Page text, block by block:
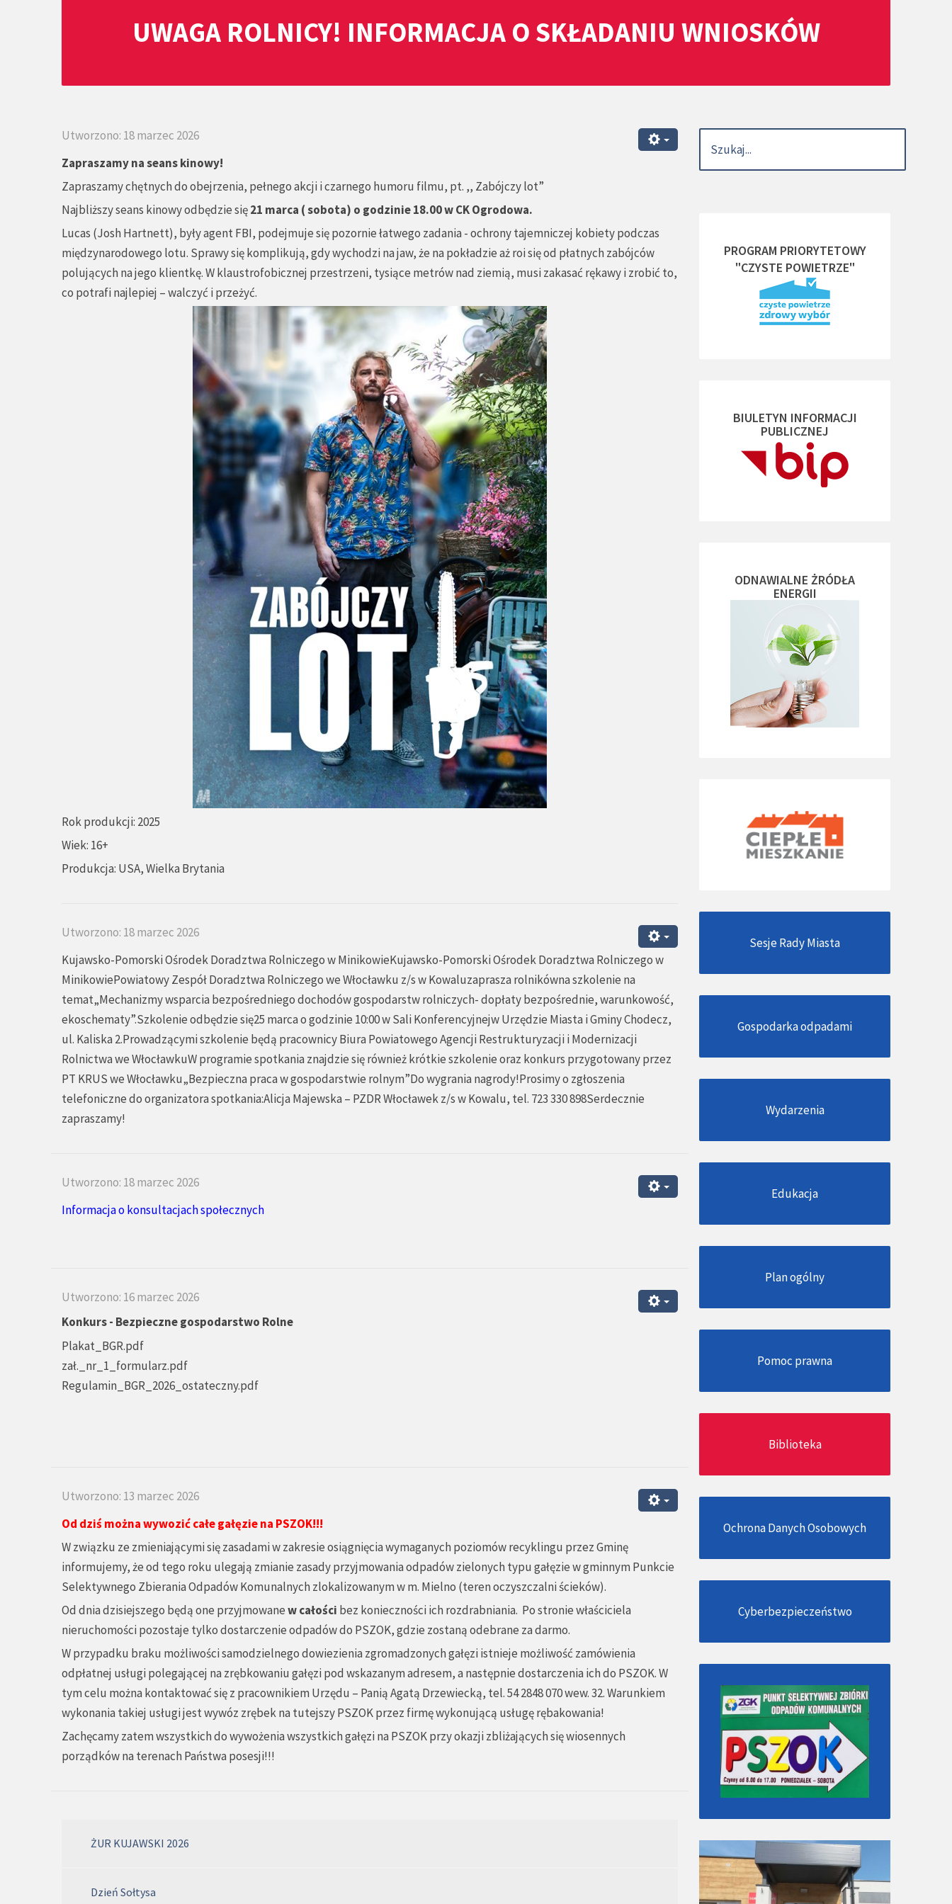
UWAGA ROLNICY! INFORMACJA O SKŁADANIU WNIOSKÓW
Utworzono: 18 marzec 2026
Zapraszamy na seans kinowy!
Zapraszamy chętnych do obejrzenia, pełnego akcji i czarnego humoru filmu, pt. ,, Zabójczy lot”
Najbliższy seans kinowy odbędzie się21 marca ( sobota) o godzinie 18.00 w CK Ogrodowa.
Lucas (Josh Hartnett), były agent FBI, podejmuje się pozornie łatwego zadania - ochrony tajemniczej kobiety podczas
międzynarodowego lotu. Sprawy się komplikują, gdy wychodzi na jaw, że na pokładzie aż roi się od płatnych zabójców
polujących na jego klientkę. W klaustrofobicznej przestrzeni, tysiące metrów nad ziemią, musi zakasać rękawy i zrobić to,
co potrafi najlepiej – walczyć i przeżyć.
Rok produkcji: 2025
Wiek: 16+
Produkcja: USA, Wielka Brytania
Utworzono: 18 marzec 2026
Kujawsko-Pomorski Ośrodek Doradztwa Rolniczego w MinikowieKujawsko-Pomorski Ośrodek Doradztwa Rolniczego w
MinikowiePowiatowy Zespół Doradztwa Rolniczego we Włocławku z/s w Kowaluzaprasza rolnikówna szkolenie na
temat„Mechanizmy wsparcia bezpośredniego dochodów gospodarstw rolniczych- dopłaty bezpośrednie, warunkowość,
ekoschematy”.Szkolenie odbędzie się25 marca o godzinie 10:00 w Sali Konferencyjnejw Urzędzie Miasta i Gminy Chodecz,
ul. Kaliska 2.Prowadzącymi szkolenie będą pracownicy Biura Powiatowego Agencji Restrukturyzacji i Modernizacji
Rolnictwa we WłocławkuW programie spotkania znajdzie się również krótkie szkolenie oraz konkurs przygotowany przez
PT KRUS we Włocławku„Bezpieczna praca w gospodarstwie rolnym”Do wygrania nagrody!Prosimy o zgłoszenia
telefoniczne do organizatora spotkania:Alicja Majewska – PZDR Włocławek z/s w Kowalu, tel. 723 330 898Serdecznie
zapraszamy!
Utworzono: 18 marzec 2026
Informacja o konsultacjach społecznych
Utworzono: 16 marzec 2026
Konkurs - Bezpieczne gospodarstwo Rolne
Plakat_BGR.pdf
zał._nr_1_formularz.pdf
Regulamin_BGR_2026_ostateczny.pdf
Utworzono: 13 marzec 2026
Od dziś można wywozić całe gałęzie na PSZOK!!!
W związku ze zmieniającymi się zasadami w zakresie osiągnięcia wymaganych poziomów recyklingu przez Gminę
informujemy, że od tego roku ulegają zmianie zasady przyjmowania odpadów zielonych typu gałęzie w gminnym Punkcie
Selektywnego Zbierania Odpadów Komunalnych zlokalizowanym w m. Mielno (teren oczyszczalni ścieków).
Od dnia dzisiejszego będą one przyjmowanew całości bez konieczności ich rozdrabniania. Po stronie właściciela
nieruchomości pozostaje tylko dostarczenie odpadów do PSZOK, gdzie zostaną odebrane za darmo.
W przypadku braku możliwości samodzielnego dowiezienia zgromadzonych gałęzi istnieje możliwość zamówienia
odpłatnej usługi polegającej na zrębkowaniu gałęzi pod wskazanym adresem, a następnie dostarczenia ich do PSZOK. W
tym celu można kontaktować się z pracownikiem Urzędu – Panią Agatą Drzewiecką, tel. 54 2848 070 wew. 32. Warunkiem
wykonania takiej usługi jest wywóz zrębek na tutejszy PSZOK przez firmę wykonującą usługę rębakowania!
Zachęcamy zatem wszystkich do wywożenia wszystkich gałęzi na PSZOK przy okazji zbliżających się wiosennych
porządków na terenach Państwa posesji!!!
ŻUR KUJAWSKI 2026
Dzień Sołtysa
PROGRAM PRIORYTETOWY
"CZYSTE POWIETRZE"
BIULETYN INFORMACJI
PUBLICZNEJ
ODNAWIALNE ŻRÓDŁA
ENERGII
Sesje Rady Miasta
Gospodarka odpadami
Wydarzenia
Edukacja
Plan ogólny
Pomoc prawna
Biblioteka
Ochrona Danych Osobowych
Cyberbezpieczeństwo